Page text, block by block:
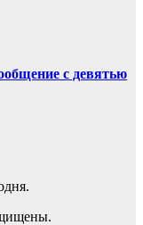
с девятью